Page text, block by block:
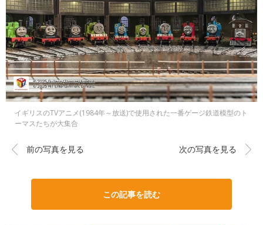
イギリスのTVアニメ(1984年～放送)で使用された一番ゲージ鉄道模型のト
ーマスたちが大集合
前の写真を見る 次の写真を見る
この記事を読む